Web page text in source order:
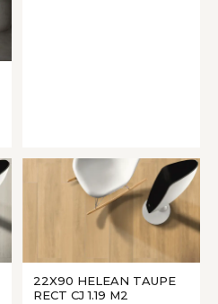
22X90 HELEAN TAUPE
RECT CJ 1.19 M2